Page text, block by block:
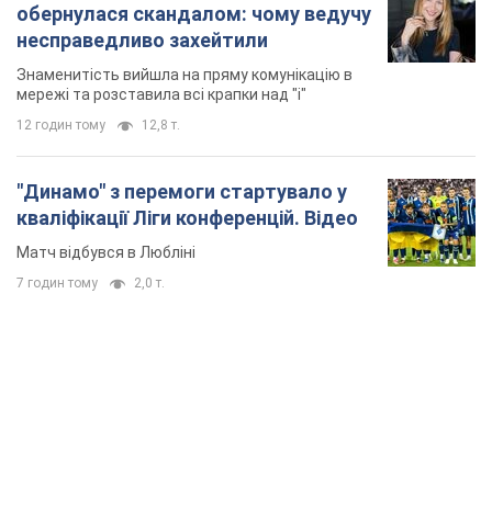
обернулася скандалом: чому ведучу
несправедливо захейтили
Знаменитість вийшла на пряму комунікацію в
мережі та розставила всі крапки над "і"
12 годин тому 12,8 т.
"Динамо" з перемоги стартувало у
кваліфікації Ліги конференцій. Відео
Матч відбувся в Любліні
7 годин тому 2,0 т.